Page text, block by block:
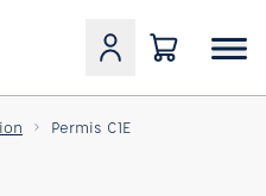
Permis C1E